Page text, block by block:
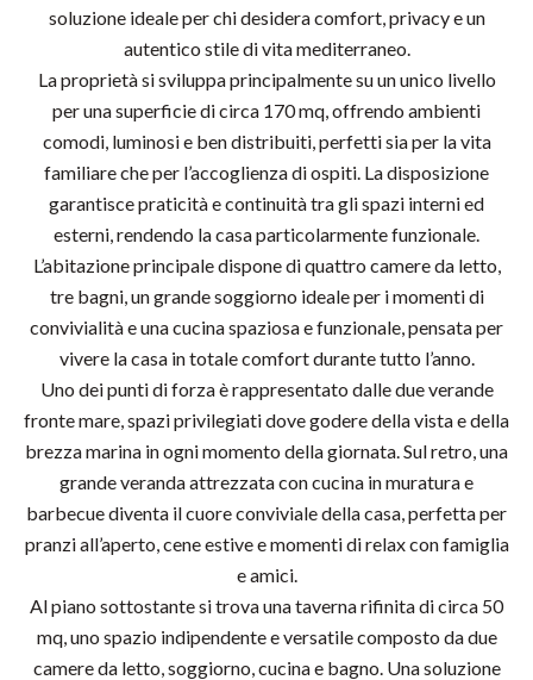
soluzione ideale per chi desidera comfort, privacy e un
autentico stile di vita mediterraneo.
La proprietà si sviluppa principalmente su un unico livello
per una superficie di circa 170 mq, offrendo ambienti
comodi, luminosi e ben distribuiti, perfetti sia per la vita
familiare che per l’accoglienza di ospiti. La disposizione
garantisce praticità e continuità tra gli spazi interni ed
esterni, rendendo la casa particolarmente funzionale.
L’abitazione principale dispone di quattro camere da letto,
tre bagni, un grande soggiorno ideale per i momenti di
convivialità e una cucina spaziosa e funzionale, pensata per
vivere la casa in totale comfort durante tutto l’anno.
Uno dei punti di forza è rappresentato dalle due verande
fronte mare, spazi privilegiati dove godere della vista e della
brezza marina in ogni momento della giornata. Sul retro, una
grande veranda attrezzata con cucina in muratura e
barbecue diventa il cuore conviviale della casa, perfetta per
pranzi all’aperto, cene estive e momenti di relax con famiglia
e amici.
Al piano sottostante si trova una taverna rifinita di circa 50
mq, uno spazio indipendente e versatile composto da due
camere da letto, soggiorno, cucina e bagno. Una soluzione